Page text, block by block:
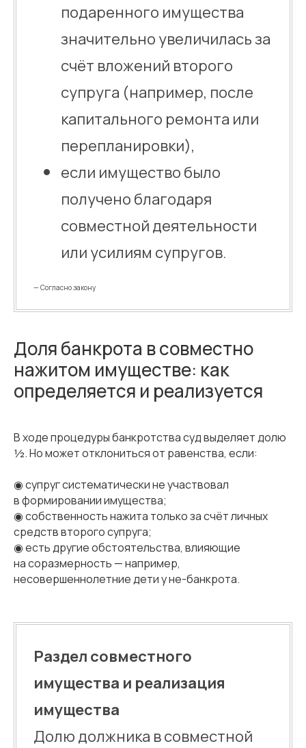
подаренного имущества
значительно увеличилась за
счёт вложений второго
супруга (например, после
капитального ремонта или
перепланировки),
если имущество было
получено благодаря
совместной деятельности
или усилиям супругов.
— Согласно закону
Доля банкрота в совместно
нажитом имуществе: как
определяется и реализуется
В ходе процедуры банкротства суд выделяет долю
½. Но может отклониться от равенства, если:
◉ супруг систематически не участвовал
в формировании имущества;
◉ собственность нажита только за счёт личных
средств второго супруга;
◉ есть другие обстоятельства, влияющие
на соразмерность — например,
несовершеннолетние дети у не-банкрота.
Раздел совместного
имущества и реализация
имущества
Долю должника в совместной